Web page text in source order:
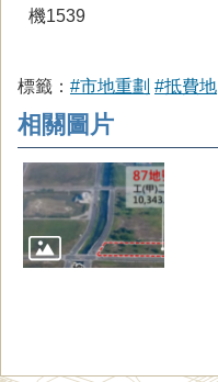
機1539
標籤： #市地重劃 #抵費地
相關圖片